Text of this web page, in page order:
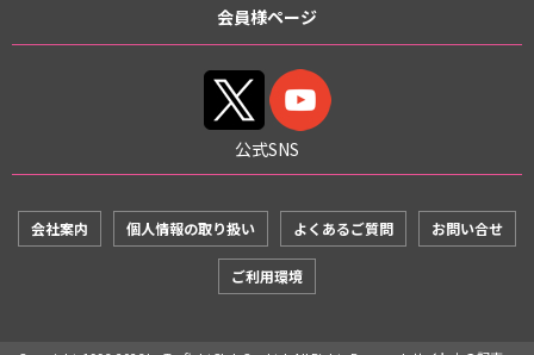
会員様ページ
公式SNS
会社案内 個人情報の取り扱い よくあるご質問 お問い合せ
ご利用環境